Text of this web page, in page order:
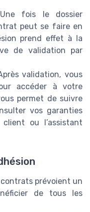
fois le dossier
peut se faire en
prend effet à la
de validation par
validation, vous
accéder à votre
permet de suivre
vos garanties
ou l’assistant
prévoient un
de tous les